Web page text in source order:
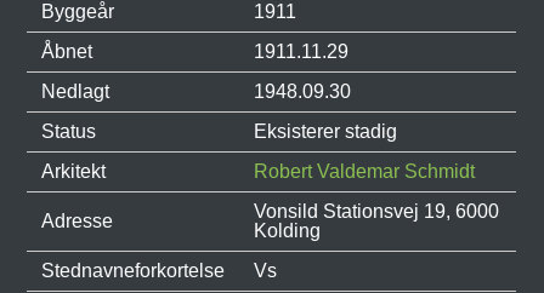
Byggeår
1911
Åbnet
1911.11.29
Nedlagt
1948.09.30
Status
Eksisterer stadig
Arkitekt
Robert Valdemar Schmidt
Adresse
Vonsild Stationsvej 19, 6000
Kolding
Stednavneforkortelse
Vs